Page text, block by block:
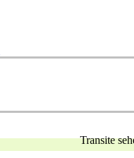
Transite